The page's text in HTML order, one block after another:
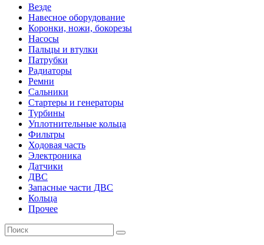
Везде
Навесное оборудование
Коронки, ножи, бокорезы
Насосы
Пальцы и втулки
Патрубки
Радиаторы
Ремни
Сальники
Стартеры и генераторы
Турбины
Уплотнительные кольца
Фильтры
Ходовая часть
Электроника
Датчики
ДВС
Запасные части ДВС
Кольца
Прочее